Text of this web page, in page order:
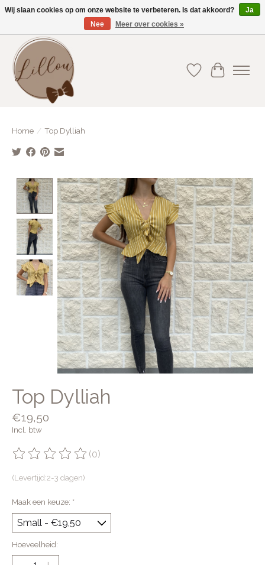
Gratis verzending vanaf €75(BE) en €100(NL)
Verlanglijst
Home / Top Dylliah
Product image slideshow Items
Top Dylliah
€19,50
Incl. btw
De beoordeling van dit product is
(0)
(Levertijd:2-3 dagen)
Maak een keuze: *
Hoeveelheid:
Wij slaan cookies op om onze website te verbeteren. Is dat akkoord?
Ja
Nee
Meer over cookies »